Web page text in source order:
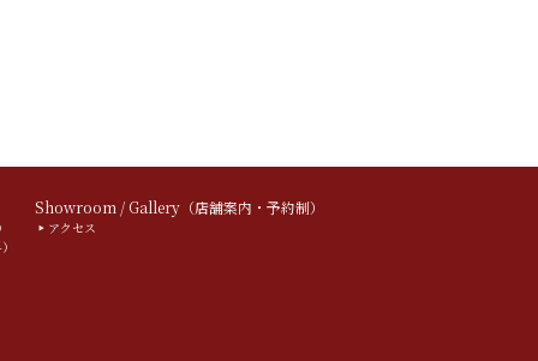
Showroom / Gallery（店舗案内・予約制）
アクセス